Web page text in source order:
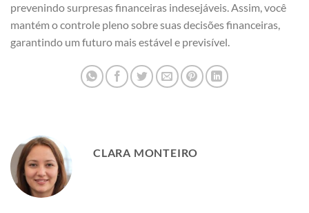
prevenindo surpresas financeiras indesejáveis. Assim, você
mantém o controle pleno sobre suas decisões financeiras,
garantindo um futuro mais estável e previsível.
CLARA MONTEIRO